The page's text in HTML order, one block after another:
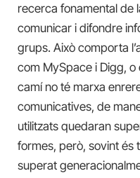
recerca fonamental de
comunicar i difondre
grups. Això comporta
com MySpace i Digg, o
camí no té marxa
comunicatives, de
utilitzats quedaran
formes, però, sovint és
superat